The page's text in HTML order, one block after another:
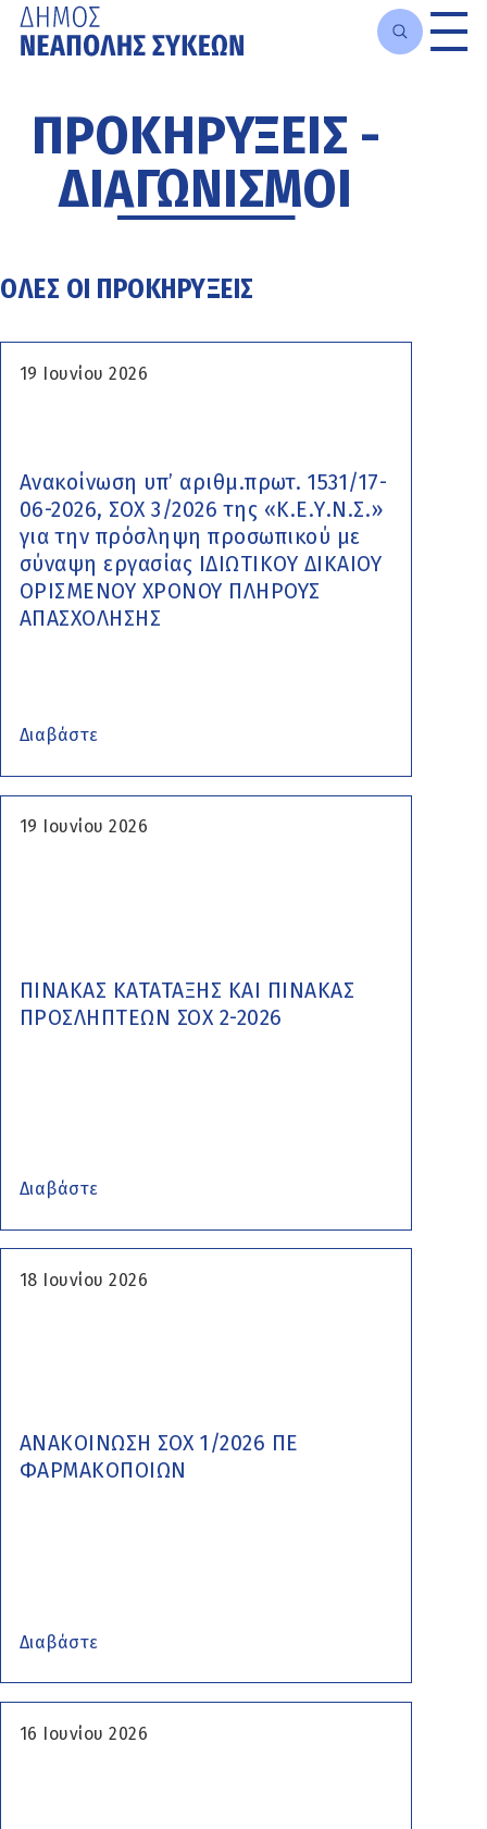
κυρίως
περιεχόμενο
ΠΡΟΚΗΡΥΞΕΙΣ -
ΔΙΑΓΩΝΙΣΜΟΙ
ΟΛΕΣ ΟΙ ΠΡΟΚΗΡΥΞΕΙΣ
19 Ιουνίου 2026
Ανακοίνωση υπ’ αριθμ.πρωτ. 1531/17-
06-2026, ΣΟΧ 3/2026 της «Κ.Ε.Υ.Ν.Σ.»
για την πρόσληψη προσωπικού με
σύναψη εργασίας ΙΔΙΩΤΙΚΟΥ ΔΙΚΑΙΟΥ
ΟΡΙΣΜΕΝΟΥ ΧΡΟΝΟΥ ΠΛΗΡΟΥΣ
ΑΠΑΣΧΟΛΗΣΗΣ
Διαβάστε
19 Ιουνίου 2026
ΠΙΝΑΚΑΣ ΚΑΤΑΤΑΞΗΣ ΚΑΙ ΠΙΝΑΚΑΣ
ΠΡΟΣΛΗΠΤΕΩΝ ΣΟΧ 2-2026
Διαβάστε
18 Ιουνίου 2026
ΑΝΑΚΟΙΝΩΣΗ ΣΟΧ 1/2026 ΠΕ
ΦΑΡΜΑΚΟΠΟΙΩΝ
Διαβάστε
16 Ιουνίου 2026